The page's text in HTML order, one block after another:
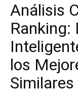
Análisis
Ranking:
los
Similares